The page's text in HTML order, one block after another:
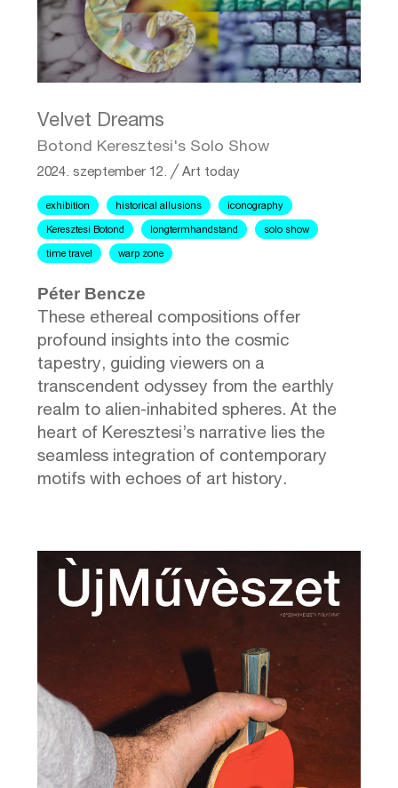
Velvet Dreams
Botond Keresztesi's Solo Show
2024. szeptember 12. ╱Art today
exhibition historical allusions iconography
Keresztesi Botond longtermhandstand solo show
time travel warp zone
Péter Bencze
These ethereal compositions offer
profound insights into the cosmic
tapestry, guiding viewers on a
transcendent odyssey from the earthly
realm to alien-inhabited spheres. At the
heart of Keresztesi’s narrative lies the
seamless integration of contemporary
motifs with echoes of art history.